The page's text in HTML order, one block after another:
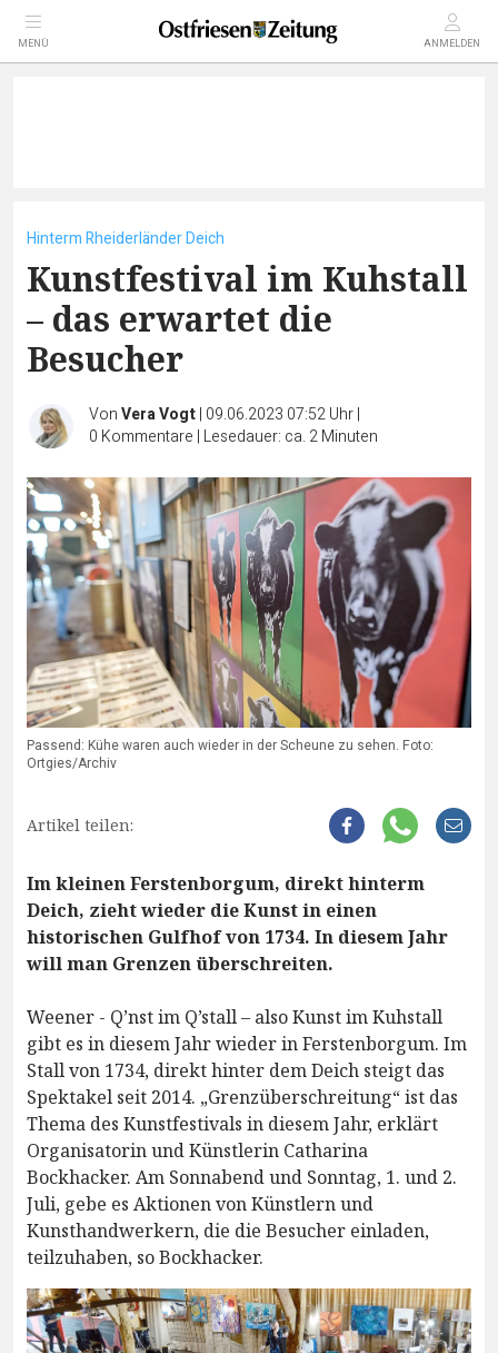
MENÜ ANMELDEN
Hinterm Rheiderländer Deich
Kunstfestival im Kuhstall
– das erwartet die
Besucher
VonVera Vogt| 09.06.2023 07:52 Uhr|
0 Kommentare | Lesedauer: ca. 2 Minuten
Passend: Kühe waren auch wieder in der Scheune zu sehen. Foto:
Ortgies/Archiv
Artikel teilen:
Im kleinen Ferstenborgum, direkt hinterm
Deich, zieht wieder die Kunst in einen
historischen Gulfhof von 1734. In diesem Jahr
will man Grenzen überschreiten.
Weener - Q’nst im Q’stall – also Kunst im Kuhstall
gibt es in diesem Jahr wieder in Ferstenborgum. Im
Stall von 1734, direkt hinter dem Deich steigt das
Spektakel seit 2014. „Grenzüberschreitung“ ist das
Thema des Kunstfestivals in diesem Jahr, erklärt
Organisatorin und Künstlerin Catharina
Bockhacker. Am Sonnabend und Sonntag, 1. und 2.
Juli, gebe es Aktionen von Künstlern und
Kunsthandwerkern, die die Besucher einladen,
teilzuhaben, so Bockhacker.